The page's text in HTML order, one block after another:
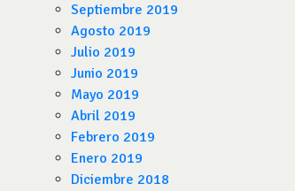
Septiembre 2019
Agosto 2019
Julio 2019
Junio 2019
Mayo 2019
Abril 2019
Febrero 2019
Enero 2019
Diciembre 2018